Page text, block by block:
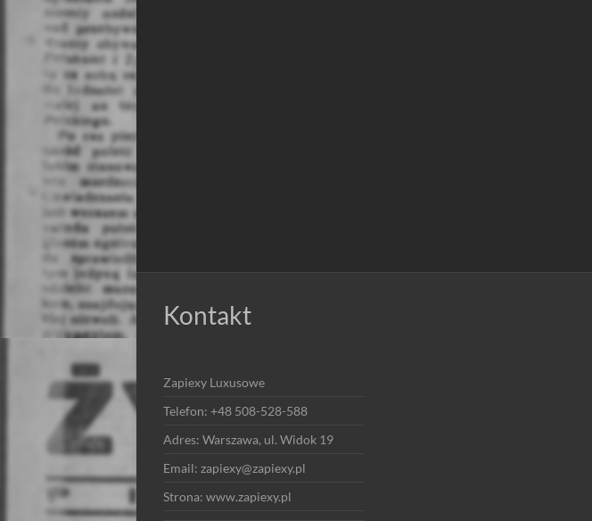
Kontakt
Zapiexy Luxusowe
Telefon: +48 508-528-588
Adres: Warszawa, ul. Widok 19
Email: zapiexy@zapiexy.pl
Strona: www.zapiexy.pl